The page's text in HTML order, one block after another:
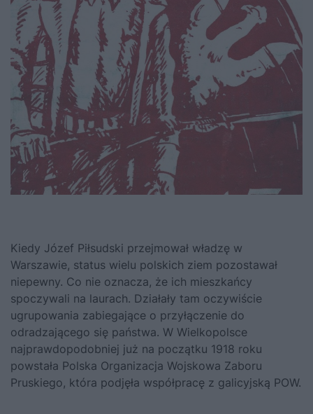
Kiedy Józef Piłsudski przejmował władzę w
Warszawie, status wielu polskich ziem pozostawał
niepewny. Co nie oznacza, że ich mieszkańcy
spoczywali na laurach. Działały tam oczywiście
ugrupowania zabiegające o przyłączenie do
odradzającego się państwa. W Wielkopolsce
najprawdopodobniej już na początku 1918 roku
powstała Polska Organizacja Wojskowa Zaboru
Pruskiego, która podjęła współpracę z galicyjską POW.